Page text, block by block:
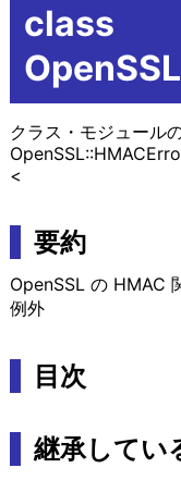
class
クラス・モジュール
要約
OpenSSL の HMAC
例外
目次
継承してい